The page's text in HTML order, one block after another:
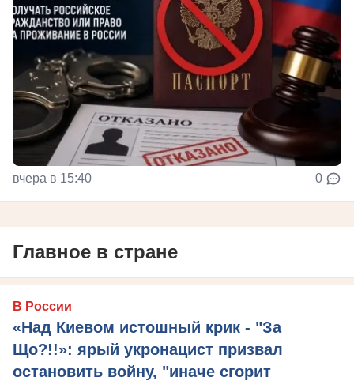
вчера в 15:40 0
Главное в стране
В России
«Над Киевом истошный крик - "За
Що?!!»: ярый укронацист призвал
остановить войну, "иначе сгорит